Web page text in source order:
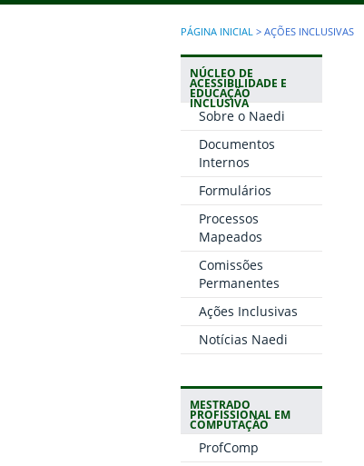
PÁGINA INICIAL > AÇÕES INCLUSIVAS
NÚCLEO DE
ACESSIBILIDADE E
EDUCAÇÃO
INCLUSIVA
Sobre o Naedi
Documentos
Internos
Formulários
Processos
Mapeados
Comissões
Permanentes
Ações Inclusivas
Notícias Naedi
MESTRADO
PROFISSIONAL EM
COMPUTAÇÃO
ProfComp